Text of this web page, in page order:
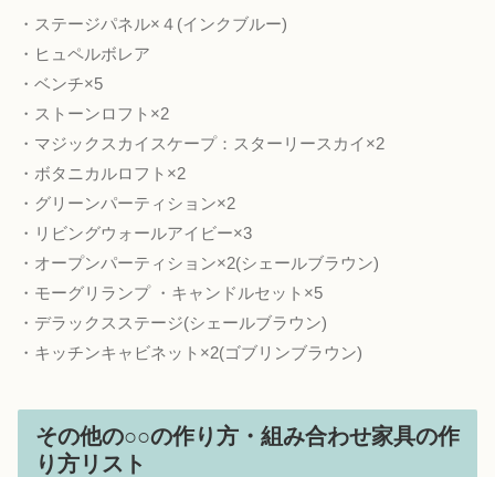
・ステージパネル×４(インクブルー)
・ヒュペルボレア
・ベンチ×5
・ストーンロフト×2
・マジックスカイスケープ：スターリースカイ×2
・ボタニカルロフト×2
・グリーンパーティション×2
・リビングウォールアイビー×3
・オープンパーティション×2(シェールブラウン)
・モーグリランプ ・キャンドルセット×5
・デラックスステージ(シェールブラウン)
・キッチンキャビネット×2(ゴブリンブラウン)
その他の○○の作り方・組み合わせ家具の作
り方リスト